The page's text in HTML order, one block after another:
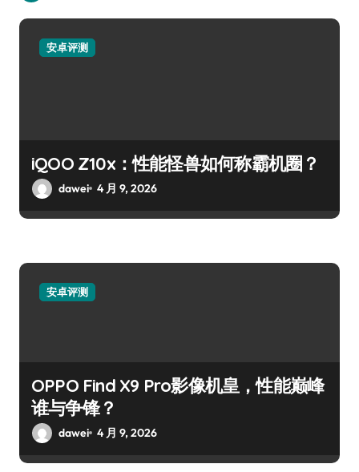
安卓评测
iQOO Z10x：性能怪兽如何称霸机圈？
dawei 4 月 9, 2026
安卓评测
OPPO Find X9 Pro影像机皇，性能巅峰
谁与争锋？
dawei 4 月 9, 2026